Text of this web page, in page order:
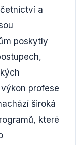
a
poskytly
profese
široká
které